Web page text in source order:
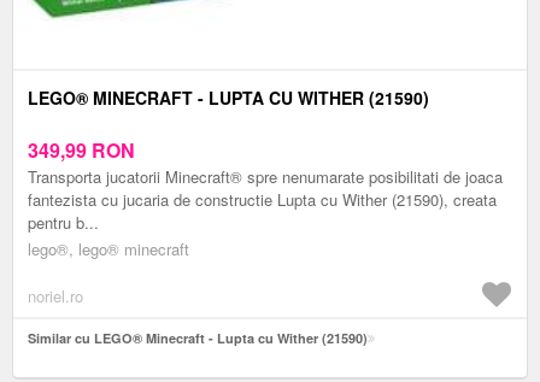
LEGO® MINECRAFT - LUPTA CU WITHER (21590)
349,99 RON
Transporta jucatorii Minecraft® spre nenumarate posibilitati de joaca
fantezista cu jucaria de constructie Lupta cu Wither (21590), creata
pentru b...
lego®, lego® minecraft
noriel.ro
Similar cu LEGO® Minecraft - Lupta cu Wither (21590)